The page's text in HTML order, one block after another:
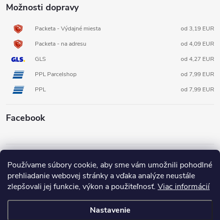
Používame súbory cookie, aby sme vám umožnili pohodlné
prehliadanie webovej stránky a vďaka analýze neustále
zlepšovali jej funkcie, výkon a použiteľnosť. Viac informácií
Nastavenie
Možnosti dopravy
Packeta - Výdajné miesta
od 3,19 EUR
Packeta - na adresu
od 4,09 EUR
GLS
od 4,27 EUR
PPL Parcelshop
od 7,99 EUR
PPL
od 7,99 EUR
Facebook